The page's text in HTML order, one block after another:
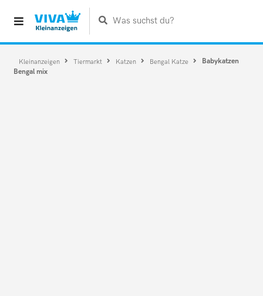
Was suchst du?
Kleinanzeigen Tiermarkt Katzen Bengal Katze
Babykatzen
Bengal mix